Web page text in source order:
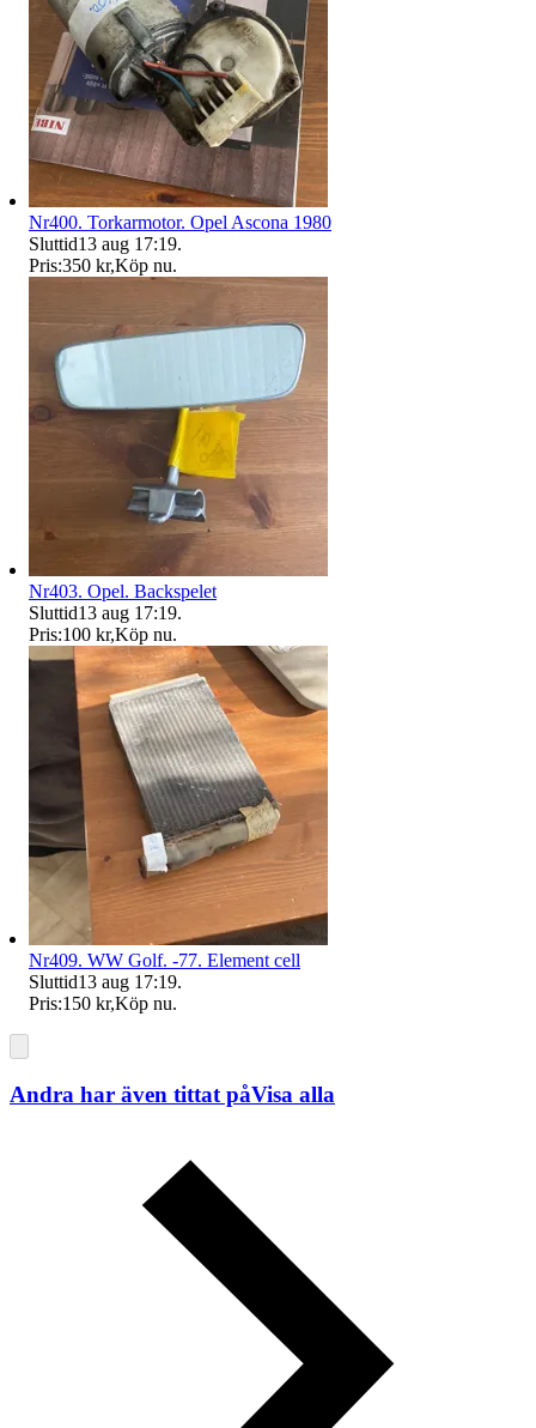
Nr400. Torkarmotor. Opel Ascona 1980
Sluttid13 aug 17:19.
Pris:350 kr,Köp nu.
Nr403. Opel. Backspelet
Sluttid13 aug 17:19.
Pris:100 kr,Köp nu.
Nr409. WW Golf. -77. Element cell
Sluttid13 aug 17:19.
Pris:150 kr,Köp nu.
Andra har även tittat påVisa alla